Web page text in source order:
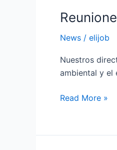
News / elijob
Nuestros
ambiental y el
China
adaptar
los
productos
al
Read More »